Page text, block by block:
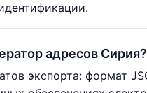
адресов Сирия?
экспорта: формат